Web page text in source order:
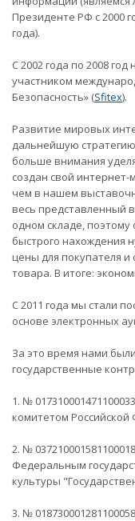
Президенте РФ с 2000
года).
С 2002 года по 2008
участником
Безопасность» (Sfitex).
Развитие мировых
дальнейшую
больше внимания
создан свой
чем в нашем
весь представленный
одном складе, поэтому
быстрого нахождения
цены для покупателя и
товара. В итоге:
С 2011 года мы стали
основе электронных
За это время нами
государственные
1. №
комитетом
2. №
Федеральным
культуры
3. №